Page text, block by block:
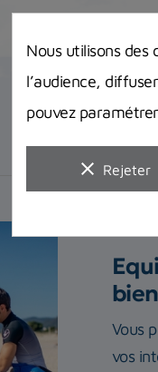
Vous
vos
Nous utilisons
l’audience,
pouvez
clear Rejeter